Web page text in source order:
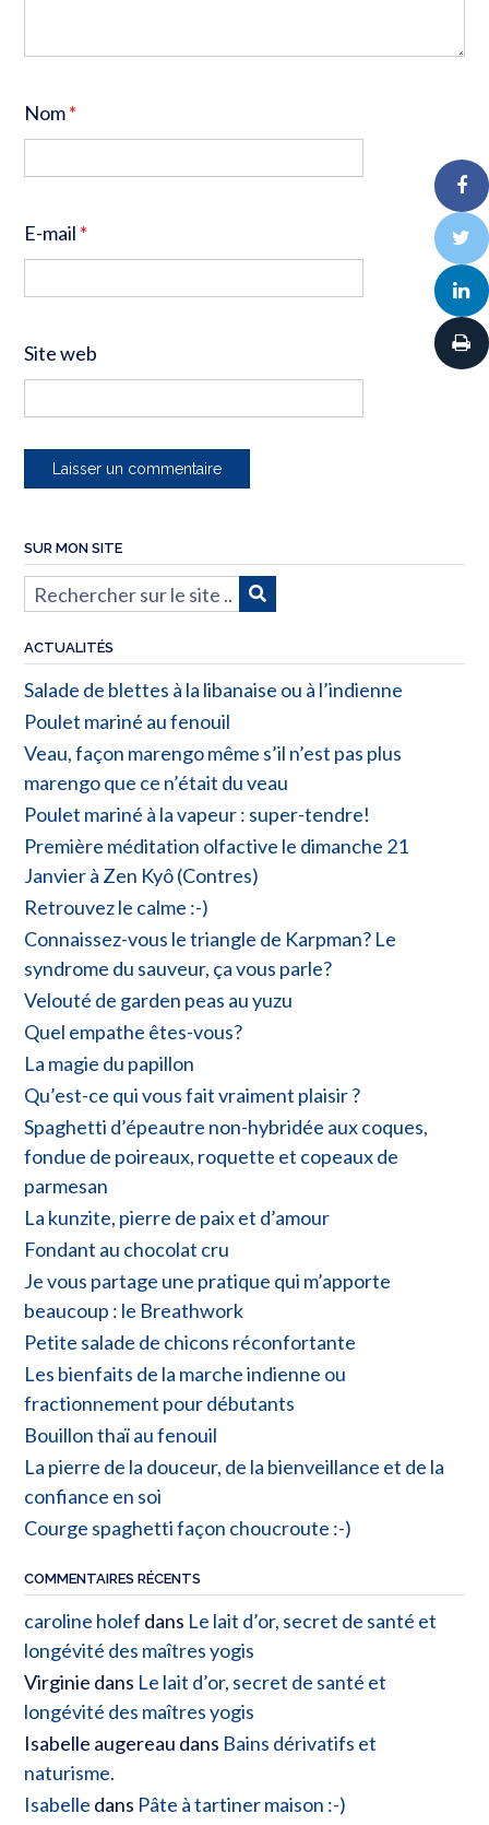
Nom*
E-mail *
Site web
SUR MON SITE
ACTUALITÉS
Salade de blettes à la libanaise ou à l’indienne
Poulet mariné au fenouil
Veau, façon marengo même s’il n’est pas plus
marengo que ce n’était du veau
Poulet mariné à la vapeur : super-tendre!
Première méditation olfactive le dimanche 21
Janvier à Zen Kyô (Contres)
Retrouvez le calme :-)
Connaissez-vous le triangle de Karpman? Le
syndrome du sauveur, ça vous parle?
Velouté de garden peas au yuzu
Quel empathe êtes-vous?
La magie du papillon
Qu’est-ce qui vous fait vraiment plaisir ?
Spaghetti d’épeautre non-hybridée aux coques,
fondue de poireaux, roquette et copeaux de
parmesan
La kunzite, pierre de paix et d’amour
Fondant au chocolat cru
Je vous partage une pratique qui m’apporte
beaucoup : le Breathwork
Petite salade de chicons réconfortante
Les bienfaits de la marche indienne ou
fractionnement pour débutants
Bouillon thaï au fenouil
La pierre de la douceur, de la bienveillance et de la
confiance en soi
Courge spaghetti façon choucroute :-)
COMMENTAIRES RÉCENTS
caroline holef dans Le lait d’or, secret de santé et
longévité des maîtres yogis
Virginie dans Le lait d’or, secret de santé et
longévité des maîtres yogis
Isabelle augereau dans Bains dérivatifs et
naturisme.
Isabelle dans Pâte à tartiner maison :-)